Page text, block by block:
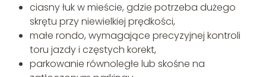
ciasny łuk w mieście, gdzie potrzeba dużego
skrętu przy niewielkiej prędkości,
małe rondo, wymagające precyzyjnej kontroli
toru jazdy i częstych korekt,
parkowanie równoległe lub skośne na